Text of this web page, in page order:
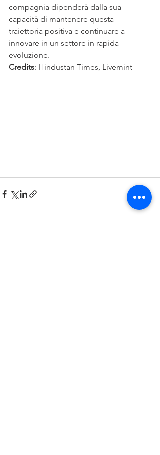
compagnia dipenderà dalla sua
capacità di mantenere questa
traiettoria positiva e continuare a
innovare in un settore in rapida
evoluzione.
Credits: Hindustan Times, Livemint